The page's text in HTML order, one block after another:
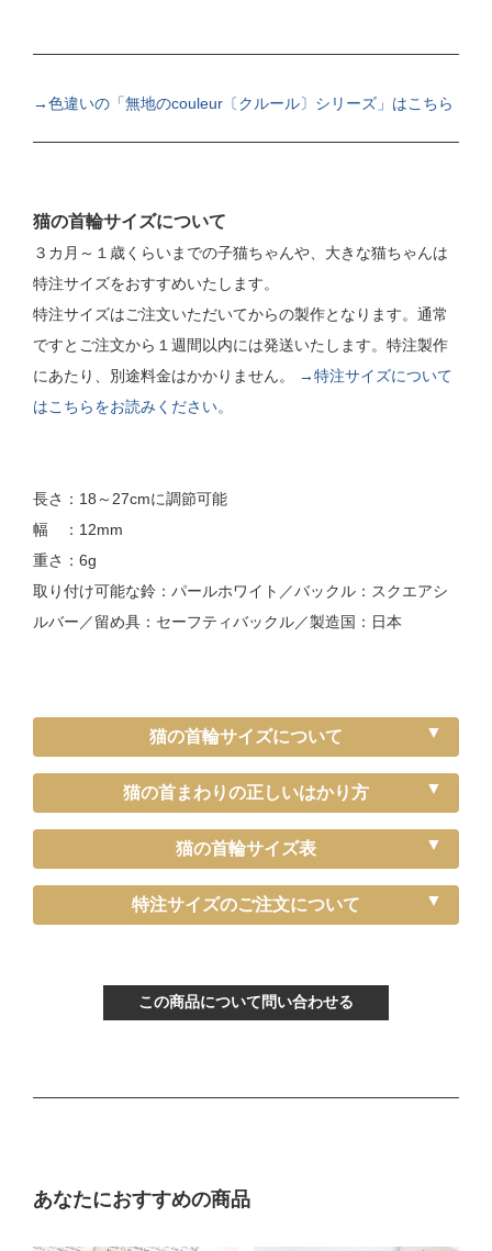
→色違いの「無地のcouleur〔クルール〕シリーズ」はこちら
猫の首輪サイズについて
３カ月～１歳くらいまでの子猫ちゃんや、大きな猫ちゃんは
特注サイズをおすすめいたします。
特注サイズはご注文いただいてからの製作となります。通常
ですとご注文から１週間以内には発送いたします。特注製作
にあたり、別途料金はかかりません。
→特注サイズについて
はこちらをお読みください。
長さ：18～27cmに調節可能
幅 ：12mm
重さ：6g
取り付け可能な鈴：パールホワイト／バックル：スクエアシ
ルバー／留め具：セーフティバックル／製造国：日本
猫の首輪サイズについて
猫の首まわりの正しいはかり方
猫の首輪サイズ表
《特注》Sサイズ（－5cm）
Mサイズ
特注サイズのご注文について
この商品について問い合わせる
あなたにおすすめの商品